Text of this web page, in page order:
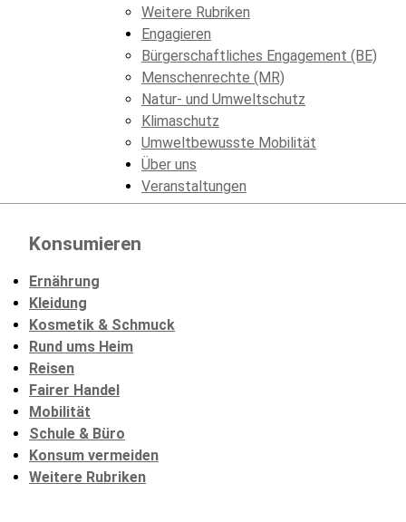
Weitere Rubriken
Engagieren
Bürgerschaftliches Engagement (BE)
Menschenrechte (MR)
Natur- und Umweltschutz
Klimaschutz
Umweltbewusste Mobilität
Über uns
Veranstaltungen
Konsumieren
Ernährung
Kleidung
Kosmetik & Schmuck
Rund ums Heim
Reisen
Fairer Handel
Mobilität
Schule & Büro
Konsum vermeiden
Weitere Rubriken